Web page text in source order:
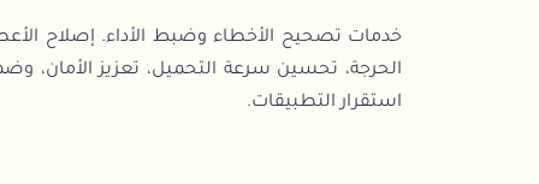
خدمات تصحيح الأخطاء وضبط الأداء. إصلاح
الحرجة، تحسين سرعة التحميل، تعزيز الأمان،
استقرار التطبيقات.